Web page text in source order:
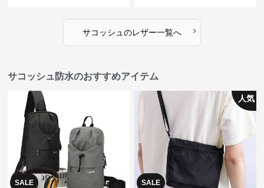
サコッシュのレザー一覧へ ›
サコッシュ防水のおすすめアイテム
SALE SALE
人気